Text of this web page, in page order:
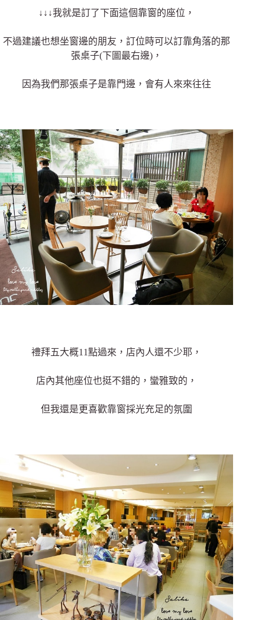
↓↓↓我就是訂了下面這個靠窗的座位，
不過建議也想坐窗邊的朋友，訂位時可以訂靠角落的那
張桌子(下圖最右邊)，
因為我們那張桌子是靠門邊，會有人來來往往
禮拜五大概11點過來，店內人還不少耶，
店內其他座位也挺不錯的，蠻雅致的，
但我還是更喜歡靠窗採光充足的氛圍